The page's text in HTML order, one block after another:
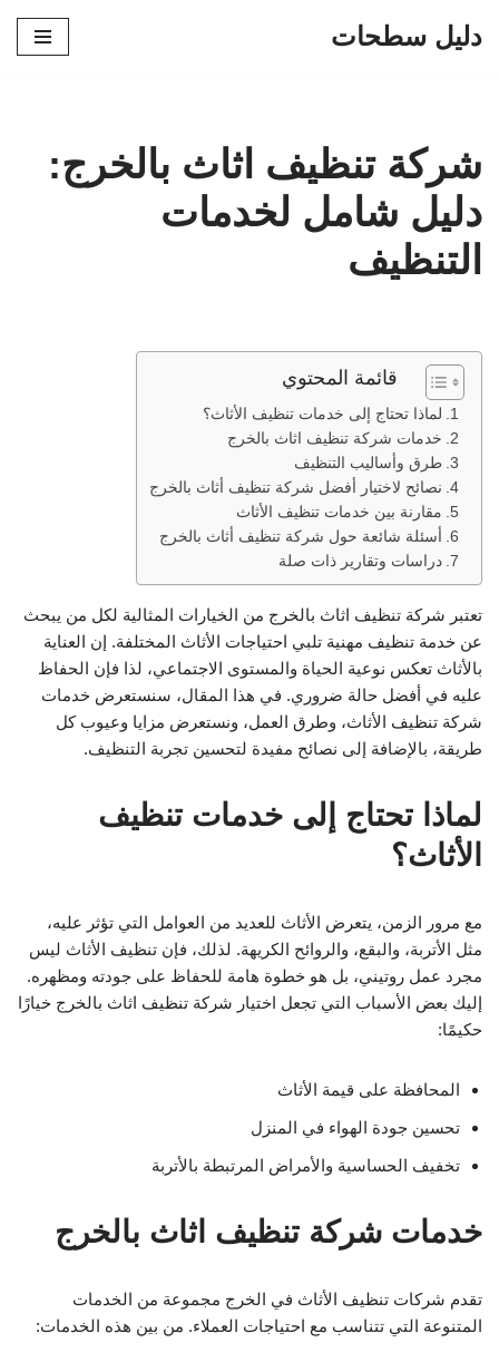
دليل سطحات
شركة تنظيف اثاث بالخرج:
دليل شامل لخدمات
التنظيف
قائمة المحتوي
لماذا تحتاج إلى خدمات تنظيف الأثاث؟
خدمات شركة تنظيف اثاث بالخرج
طرق وأساليب التنظيف
نصائح لاختيار أفضل شركة تنظيف أثاث بالخرج
مقارنة بين خدمات تنظيف الأثاث
أسئلة شائعة حول شركة تنظيف أثاث بالخرج
دراسات وتقارير ذات صلة
تعتبر شركة تنظيف اثاث بالخرج من الخيارات المثالية لكل من يبحث
عن خدمة تنظيف مهنية تلبي احتياجات الأثاث المختلفة. إن العناية
بالأثاث تعكس نوعية الحياة والمستوى الاجتماعي، لذا فإن الحفاظ
عليه في أفضل حالة ضروري. في هذا المقال، سنستعرض خدمات
شركة تنظيف الأثاث، وطرق العمل، ونستعرض مزايا وعيوب كل
طريقة، بالإضافة إلى نصائح مفيدة لتحسين تجربة التنظيف.
لماذا تحتاج إلى خدمات تنظيف
الأثاث؟
مع مرور الزمن، يتعرض الأثاث للعديد من العوامل التي تؤثر عليه،
مثل الأتربة، والبقع، والروائح الكريهة. لذلك، فإن تنظيف الأثاث ليس
مجرد عمل روتيني، بل هو خطوة هامة للحفاظ على جودته ومظهره.
إليك بعض الأسباب التي تجعل اختيار شركة تنظيف اثاث بالخرج خيارًا
حكيمًا:
المحافظة على قيمة الأثاث
تحسين جودة الهواء في المنزل
تخفيف الحساسية والأمراض المرتبطة بالأتربة
خدمات شركة تنظيف اثاث بالخرج
تقدم شركات تنظيف الأثاث في الخرج مجموعة من الخدمات
المتنوعة التي تتناسب مع احتياجات العملاء. من بين هذه الخدمات: